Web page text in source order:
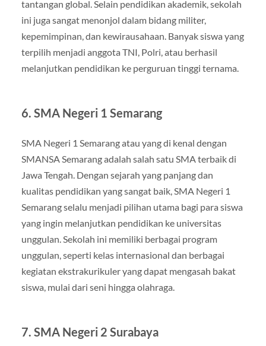
tantangan global. Selain pendidikan akademik, sekolah
ini juga sangat menonjol dalam bidang militer,
kepemimpinan, dan kewirausahaan. Banyak siswa yang
terpilih menjadi anggota TNI, Polri, atau berhasil
melanjutkan pendidikan ke perguruan tinggi ternama.
6. SMA Negeri 1 Semarang
SMA Negeri 1 Semarang atau yang di kenal dengan
SMANSA Semarang adalah salah satu SMA terbaik di
Jawa Tengah. Dengan sejarah yang panjang dan
kualitas pendidikan yang sangat baik, SMA Negeri 1
Semarang selalu menjadi pilihan utama bagi para siswa
yang ingin melanjutkan pendidikan ke universitas
unggulan. Sekolah ini memiliki berbagai program
unggulan, seperti kelas internasional dan berbagai
kegiatan ekstrakurikuler yang dapat mengasah bakat
siswa, mulai dari seni hingga olahraga.
7. SMA Negeri 2 Surabaya